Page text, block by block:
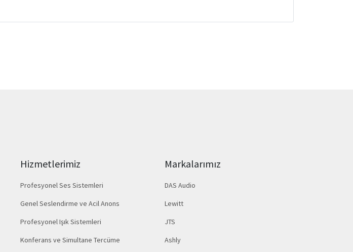
Hizmetlerimiz
Profesyonel Ses Sistemleri
Genel Seslendirme ve Acil Anons
Profesyonel Işık Sistemleri
Konferans ve Simultane Tercüme
Markalarımız
DAS Audio
Lewitt
JTS
Ashly